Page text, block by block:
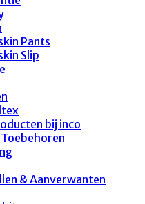
Pants
Slip
bij inco
& Aanverwanten